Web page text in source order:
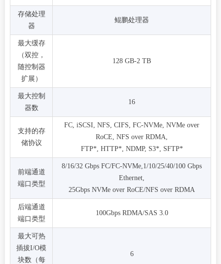
存储处理
器
鲲鹏处理器
最大缓存
（双控，
随控制器
扩展）
128 GB-2 TB
最大控制
器数
16
支持的存
储协议
FC, iSCSI, NFS, CIFS, FC-NVMe, NVMe over
RoCE, NFS over RDMA,
FTP*, HTTP*, NDMP, S3*, SFTP*
前端通道
端口类型
8/16/32 Gbps FC/FC-NVMe,1/10/25/40/100 Gbps
Ethernet,
25Gbps NVMe over RoCE/NFS over RDMA
后端通道
端口类型
100Gbps RDMA/SAS 3.0
最大可热
插拔I/O模
块数（每
6